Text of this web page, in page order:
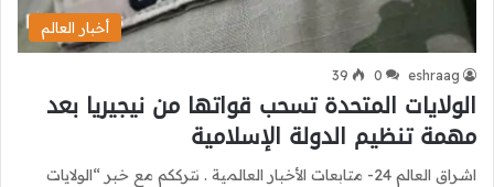
أخبار العالم
eshraag
0
39
الولايات المتحدة تسحب قواتها من نيجيريا بعد
مهمة تنظيم الدولة الإسلامية
اشراق العالم 24- متابعات الأخبار العالمية . نترككم مع خبر “الولايات